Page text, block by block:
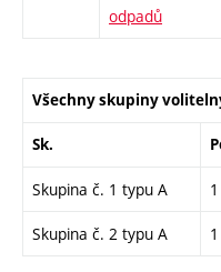
odpadů
Všechny skupiny
Sk.
Skupina č. 1 typu A 1
Skupina č. 2 typu A 1